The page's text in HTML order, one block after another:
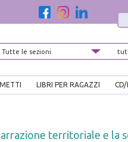
LIBRI PER RAGAZZI
territoriale e la